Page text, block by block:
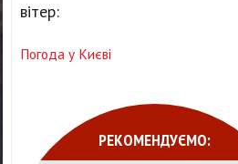
вітер:
Погода у Києві
РЕКОМЕНДУЄМО: